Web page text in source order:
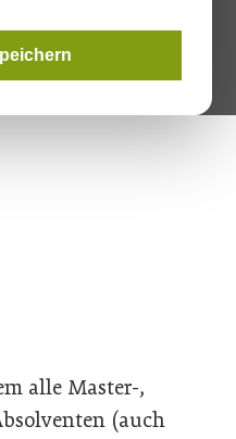
alle Master-,
(auch